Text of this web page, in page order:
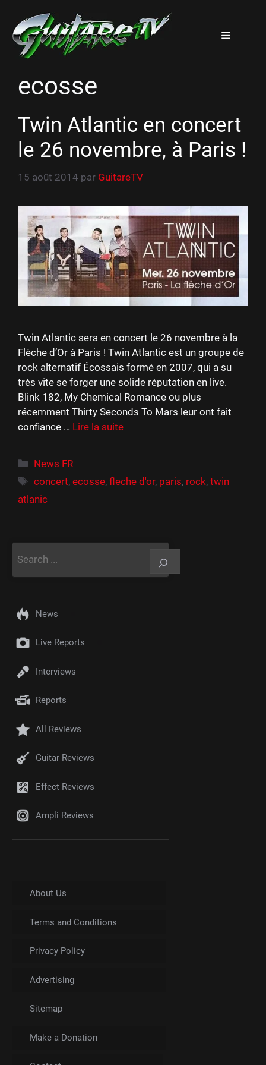
contenu
Menu
ecosse
Twin Atlantic en concert
le 26 novembre, à Paris !
15 août 2014 par GuitareTV
Twin Atlantic sera en concert le 26 novembre à la
Flèche d’Or à Paris ! Twin Atlantic est un groupe de
rock alternatif Écossais formé en 2007, qui a su
très vite se forger une solide réputation en live.
Blink 182, My Chemical Romance ou plus
récemment Thirty Seconds To Mars leur ont fait
confiance … Lire la suite
Catégories
News FR
Étiquettes
concert,ecosse,fleche d'or, paris, rock,twin
atlanic
News
Live Reports
Interviews
Reports
All Reviews
Guitar Reviews
Effect Reviews
Ampli Reviews
About Us
Terms and Conditions
Privacy Policy
Advertising
Sitemap
Make a Donation